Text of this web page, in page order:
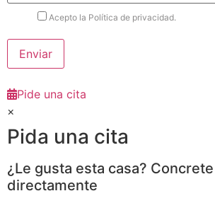
Acepto la Política de privacidad.
Pide una cita
×
Pida una cita
¿Le gusta esta casa?
directamente